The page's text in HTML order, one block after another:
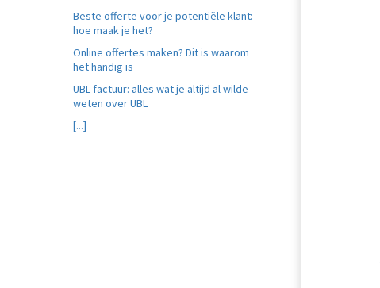
Beste offerte voor je potentiële klant:
hoe maak je het?
Online offertes maken? Dit is waarom
het handig is
UBL factuur: alles wat je altijd al wilde
weten over UBL
[...]